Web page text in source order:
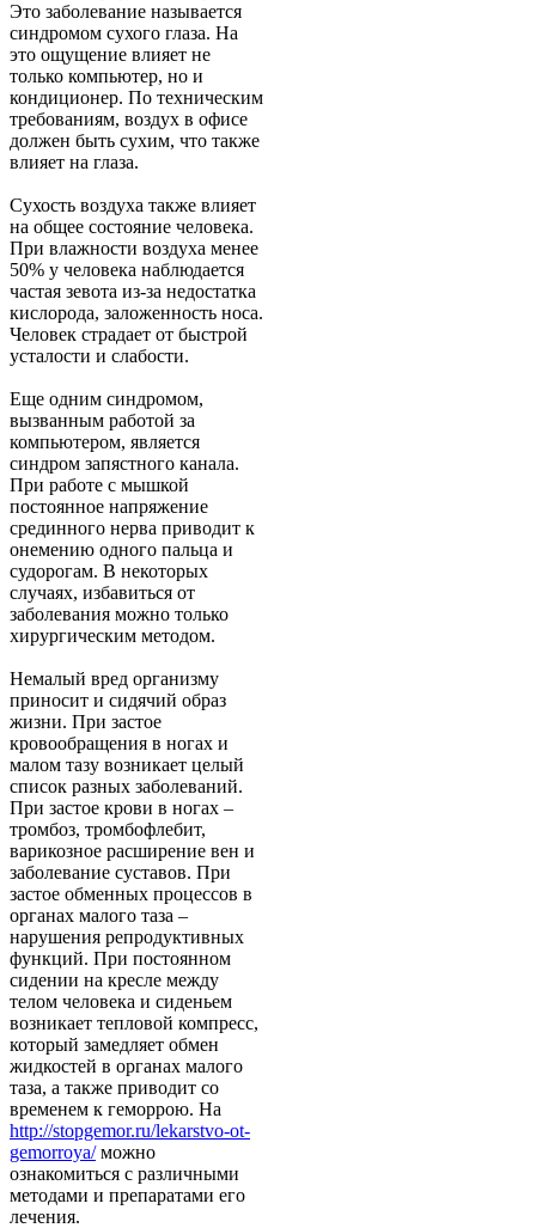
Это заболевание называется
синдромом сухого глаза. На
это ощущение влияет не
только компьютер, но и
кондиционер. По техническим
требованиям, воздух в офисе
должен быть сухим, что также
влияет на глаза.
Сухость воздуха также влияет
на общее состояние человека.
При влажности воздуха менее
50% у человека наблюдается
частая зевота из-за недостатка
кислорода, заложенность носа.
Человек страдает от быстрой
усталости и слабости.
Еще одним синдромом,
вызванным работой за
компьютером, является
синдром запястного канала.
При работе с мышкой
постоянное напряжение
срединного нерва приводит к
онемению одного пальца и
судорогам. В некоторых
случаях, избавиться от
заболевания можно только
хирургическим методом.
Немалый вред организму
приносит и сидячий образ
жизни. При застое
кровообращения в ногах и
малом тазу возникает целый
список разных заболеваний.
При застое крови в ногах –
тромбоз, тромбофлебит,
варикозное расширение вен и
заболевание суставов. При
застое обменных процессов в
органах малого таза –
нарушения репродуктивных
функций. При постоянном
сидении на кресле между
телом человека и сиденьем
возникает тепловой компресс,
который замедляет обмен
жидкостей в органах малого
таза, а также приводит со
временем к геморрою. На
http://stopgemor.ru/lekarstvo-ot-
gemorroya/можно
ознакомиться с различными
методами и препаратами его
лечения.